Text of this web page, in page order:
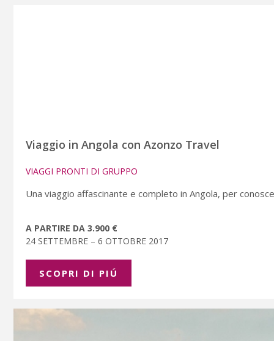
Viaggio in Angola con Azonzo Travel
VIAGGI PRONTI DI GRUPPO
Una viaggio affascinante e completo in Angola, per
A PARTIRE DA 3.900 €
24 SETTEMBRE – 6 OTTOBRE 2017
SCOPRI DI PIÚ